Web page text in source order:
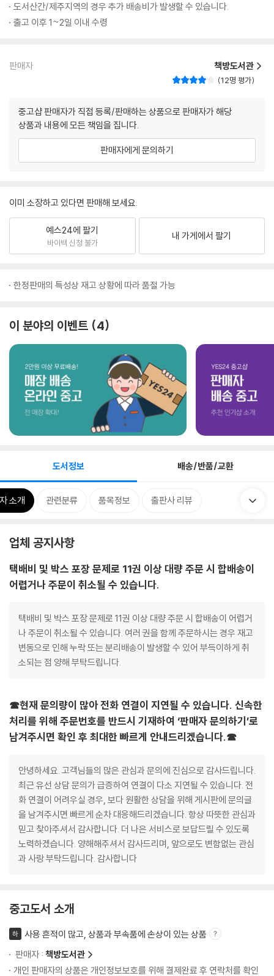
도서산간/제주지역의 경우 추가 배송비가 발생할 수 있습니다.
출고 이후 1~2일 이내 수령
판매자 책방도서관
12명 평가
중고샵 판매자가 직접 등록/판매하는 상품으로 판매자가 해당
상품과 내용에 모든 책임을 집니다.
판매자에게 문의하기
이미 소장하고 있다면 판매해 보세요.
예스24에 팔기
바이백 신청 불가
내 가게에서 팔기
한정판매의 특성상 재고 상황에 따라 품절 가능
이 분야의 이벤트 4
도서정보 배송/반품/교환
소개 관련분류 품목정보 출판사 리뷰
업체 공지사항
택배비 및 박스 포장 문제로 11권 이상 대량 주문 시 합배송이
어렵거나 주문이 취소될 수 있습니다.
택배비 및 박스 포장 문제로 11권 이상 대량 주문 시 합배송이 어렵거
나 주문이 취소될 수 있습니다. 여러 권을 함께 주문하시는 경우 재고
변동으로 인해 누락 또는 분리배송이 발생할 수 있어 부득이하게 취
소되는 점 양해 부탁드립니다.
☎현재 문의량이 많아 전화 연결이 지연될 수 있습니다. 신속한
처리를 위해 주문번호를 반드시 기재하여 ‘판매자 문의하기’로
남겨주시면 확인 후 최대한 빠르게 안내드리겠습니다.☎
안녕하세요. 고객님들의 많은 관심과 문의에 진심으로 감사드립니다.
최근 유선 상담 문의가 급증하여 연결이 다소 지연될 수 있습니다. 전
화 연결이 어려우실 경우, 보다 원활한 상담을 위해 게시판에 문의글
을 남겨주시면 빠르게 순차 대응해드리겠습니다. 항상 따뜻한 관심과
믿고 찾아주셔서 감사합니다. 더 나은 서비스로 보답드릴 수 있도록
노력하겠습니다. 양해해주셔서 감사드리며, 앞으로도 변함없는 관심
과 사랑 부탁드립니다. 감사합니다
중고도서 소개
하
사용 흔적이 많고, 상품과 부속품에 손상이 있는 상품
판매자 : 책방도서관
개인 판매자의 상품은 개인정보보호를 위해 결제완료 후 연락처를 확인